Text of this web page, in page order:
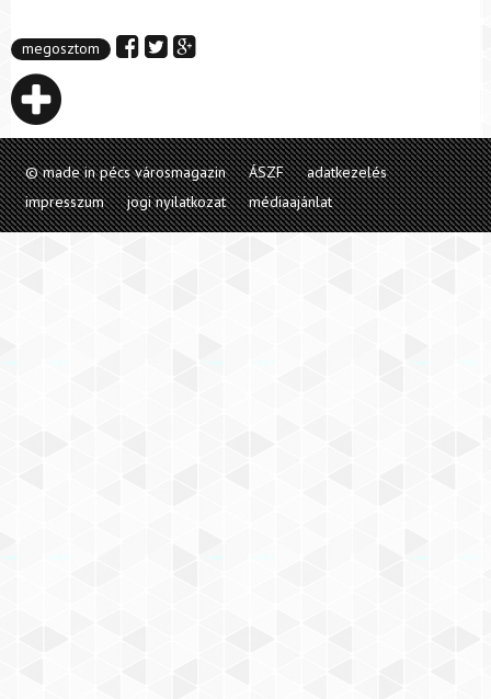
megosztom
© made in pécs városmagazin ÁSZF
adatkezelés
impresszum
jogi nyilatkozat médiaajánlat